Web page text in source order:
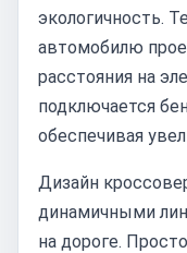
экологичность.
автомобилю
расстояния на
подключается
обеспечивая
Дизайн
динамичными
на дороге.